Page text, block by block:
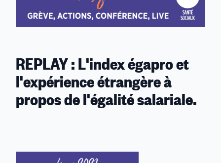
REPLAY : L'index égapro et
l'expérience étrangère à
propos de l'égalité salariale.